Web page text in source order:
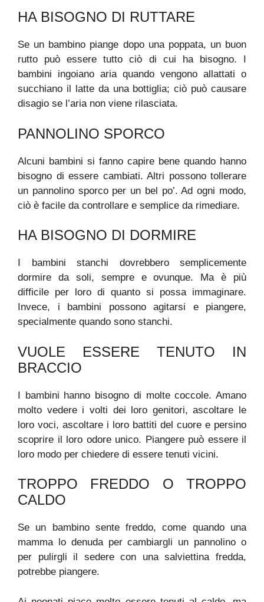
HA BISOGNO DI RUTTARE
Se un bambino piange dopo una poppata, un buon
rutto può essere tutto ciò di cui ha bisogno. I
bambini ingoiano aria quando vengono allattati o
succhiano il latte da una bottiglia; ciò può causare
disagio se l’aria non viene rilasciata.
PANNOLINO SPORCO
Alcuni bambini si fanno capire bene quando hanno
bisogno di essere cambiati. Altri possono tollerare
un pannolino sporco per un bel po’. Ad ogni modo,
ciò è facile da controllare e semplice da rimediare.
HA BISOGNO DI DORMIRE
I bambini stanchi dovrebbero semplicemente
dormire da soli, sempre e ovunque. Ma è più
difficile per loro di quanto si possa immaginare.
Invece, i bambini possono agitarsi e piangere,
specialmente quando sono stanchi.
VUOLE ESSERE TENUTO IN
BRACCIO
I bambini hanno bisogno di molte coccole. Amano
molto vedere i volti dei loro genitori, ascoltare le
loro voci, ascoltare i loro battiti del cuore e persino
scoprire il loro odore unico. Piangere può essere il
loro modo per chiedere di essere tenuti vicini.
TROPPO FREDDO O TROPPO
CALDO
Se un bambino sente freddo, come quando una
mamma lo denuda per cambiargli un pannolino o
per pulirgli il sedere con una salviettina fredda,
potrebbe piangere.